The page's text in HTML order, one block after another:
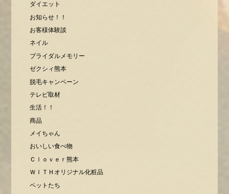
ダイエット
お知らせ！！
お客様体験談
ネイル
ブライダルメモリー
ゼクシィ熊本
脱毛キャンペーン
テレビ取材
生活！！
商品
メイちゃん
おいしい食べ物
Ｃｌｏｖｅｒ熊本
ＷＩＴＨオリジナル化粧品
ペットたち